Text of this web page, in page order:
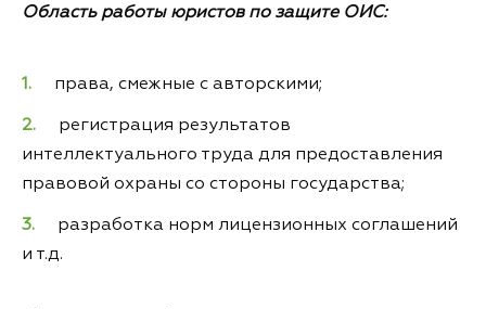
Область работы юристов по защите ОИС:
права, смежные с авторскими;
регистрация результатов
интеллектуального труда для предоставления
правовой охраны со стороны государства;
разработка норм лицензионных соглашений
и т.д.